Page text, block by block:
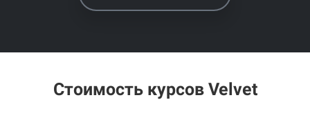
Стоимость курсов Velvet